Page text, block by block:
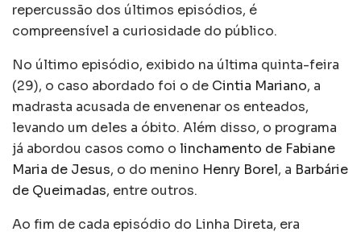
repercussão dos últimos episódios, é
compreensível a curiosidade do público.
No último episódio, exibido na última quinta-feira
(29), o caso abordado foi o de Cintia Mariano, a
madrasta acusada de envenenar os enteados,
levando um deles a óbito. Além disso, o programa
já abordou casos como o linchamento de Fabiane
Maria de Jesus, o do menino Henry Borel, a Barbárie
de Queimadas, entre outros.
Ao fim de cada episódio do Linha Direta, era